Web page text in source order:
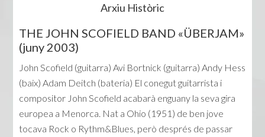
Arxiu Històric
THE JOHN SCOFIELD BAND «ÜBERJAM»
(juny 2003)
John Scofield (guitarra) Avi Bortnick (guitarra) Andy Hess
(baix) Adam Deitch (bateria) El conegut guitarrista i
compositor John Scofield acabarà enguany la seva gira
europea a Menorca. Nat a Ohio (1951) de ben jove
tocava Rock o Rythm&Blues, però després de passar